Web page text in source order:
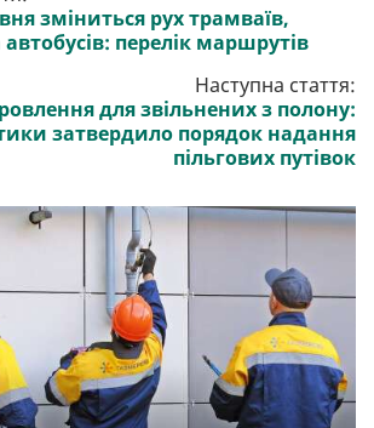
зміниться рух трамваїв,
автобусів: перелік маршрутів
Наступна стаття:
для звільнених з полону:
затвердило порядок надання
пільгових путівок